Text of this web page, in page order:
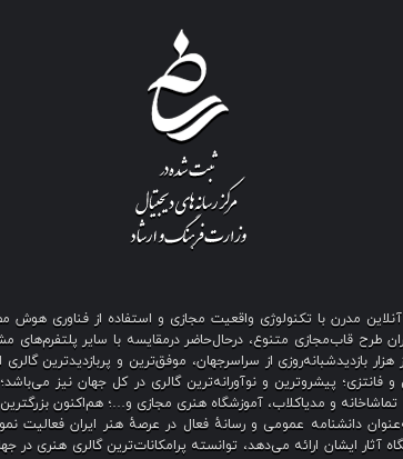
آنلاین مدرن با تکنولوژی واقعیت مجازی و استفاده از
قاب‌مجازی متنوع، درحال‌حاضر درمقایسه با سایر پلتفرم‌های
بیش از هزار بازدیدشبانه‌روزی از سراسرجهان، موفق‌ترین و
فانتزی؛ پیشروترین و نوآورانه‌ترین گالری در کل جهان نیز
و مدیاکلاب، آموزشگاه هنری مجازی و…؛ هم‌اکنون
دانشنامه عمومی و رسانهٔ فعال در عرصهٔ هنر ایران فعالیت
آثار ایشان ارائه می‌دهد، توانسته پرامکانات‌ترین گالری هنری در